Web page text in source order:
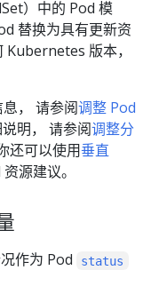
）中的 Pod 模
替换为具有更新资
版本，
， 请参阅调整 Pod
明， 请参阅调整分
还可以使用垂直
源建议。
作为 Pod status